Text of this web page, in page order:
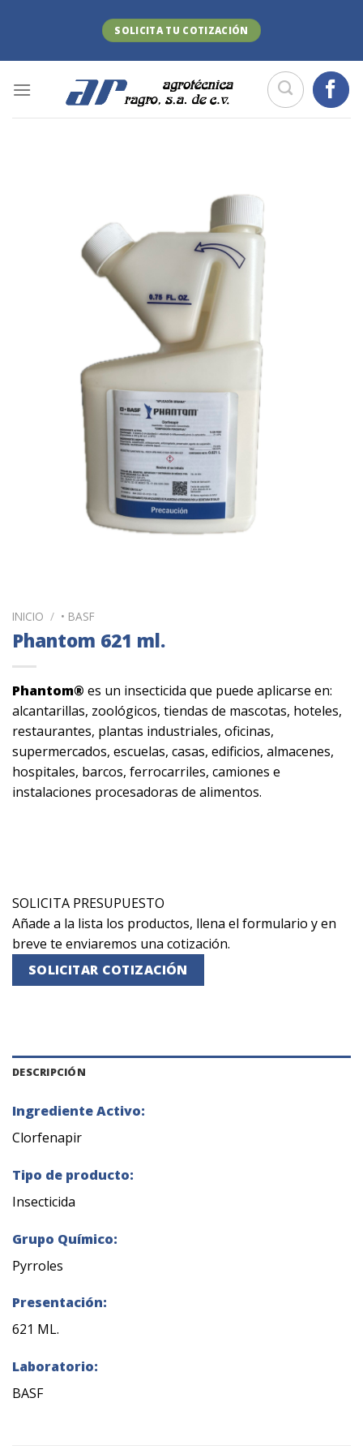
SOLICITA TU COTIZACIÓN
INICIO / • BASF
Phantom 621 ml.
Phantom® es un insecticida que puede aplicarse en:
alcantarillas, zoológicos, tiendas de mascotas, hoteles,
restaurantes, plantas industriales, oficinas,
supermercados, escuelas, casas, edificios, almacenes,
hospitales, barcos, ferrocarriles, camiones e
instalaciones procesadoras de alimentos.
SOLICITA PRESUPUESTO
Añade a la lista los productos, llena el formulario y en
breve te enviaremos una cotización.
SOLICITAR COTIZACIÓN
DESCRIPCIÓN
Ingrediente Activo:
Clorfenapir
Tipo de producto:
Insecticida
Grupo Químico:
Pyrroles
Presentación:
621 ML.
Laboratorio:
BASF